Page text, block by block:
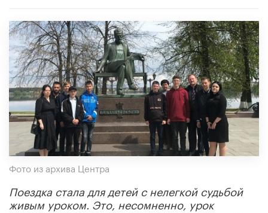
Фото из архива Центра
Поездка стала для детей с нелегкой судьбой
живым уроком. Это, несомненно, урок